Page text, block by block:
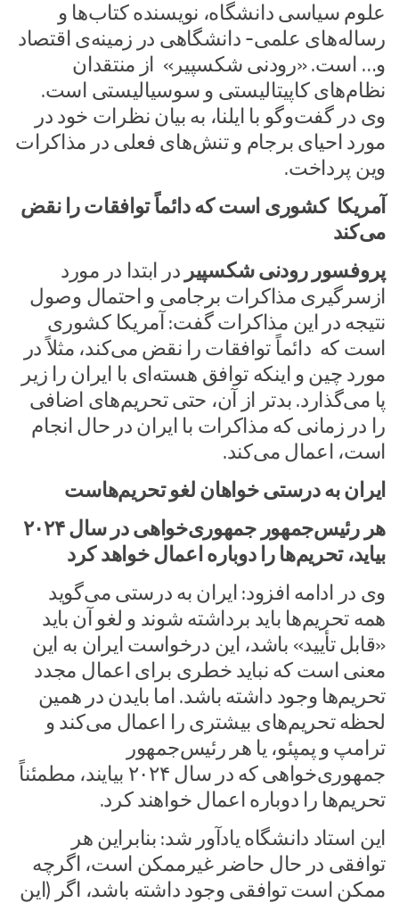
علوم سیاسی دانشگاه، نویسنده کتاب‌ها و
رساله‌های علمی- دانشگاهی در زمینه‌ی اقتصاد
و… است. «رودنی شکسپیر» از منتقدان
نظام‌های کاپیتالیستی و سوسیالیستی است.
وی در گفت‌وگو با ایلنا، به بیان نظرات خود در
مورد احیای برجام و تنش‌های فعلی در مذاکرات
وین پرداخت.
آمریکا کشوری است که دائماً توافقات را نقض
می‌کند
پروفسور رودنی شکسپیر در ابتدا در مورد
ازسرگیری مذاکرات برجامی و احتمال وصول
نتیجه در این مذاکرات گفت: آمریکا کشوری
است که دائماً توافقات را نقض می‌کند، مثلاً در
مورد چین و اینکه توافق هسته‌ای با ایران را زیر
پا می‌گذارد. بدتر از آن، حتی تحریم‌های اضافی
را در زمانی که مذاکرات با ایران در حال انجام
است، اعمال می‌کند.
ایران به درستی خواهان لغو تحریم‌هاست
هر رئیس‌جمهور جمهوری‌خواهی در سال ۲۰۲۴
بیاید، تحریم‌ها را دوباره اعمال خواهد کرد
وی در ادامه افزود: ایران به درستی می‌گوید
همه تحریم‌ها باید برداشته شوند و لغو آن باید
«قابل تأیید» باشد، این درخواست ایران به این
معنی است که نباید خطری برای اعمال مجدد
تحریم‌ها وجود داشته باشد. اما بایدن در همین
لحظه تحریم‌های بیشتری را اعمال می‌کند و
ترامپ و پمپئو، یا هر رئیس‌جمهور
جمهوری‌خواهی که در سال ۲۰۲۴ بیایند، مطمئناً
تحریم‌ها را دوباره اعمال خواهند کرد.
این استاد دانشگاه یادآور شد: بنابراین هر
توافقی در حال حاضر غیرممکن است، اگرچه
ممکن است توافقی وجود داشته باشد، اگر (این